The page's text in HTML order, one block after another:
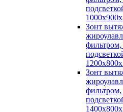
Зонт
фильтром,
Зонт
фильтром,